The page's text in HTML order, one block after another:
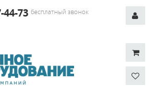
44-73 бесплатный звонок